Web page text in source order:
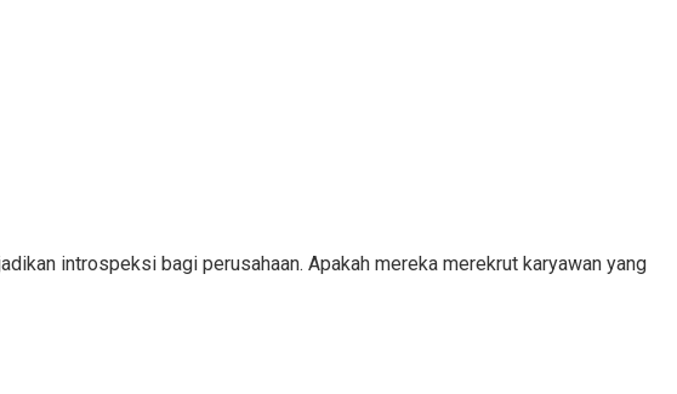
introspeksi bagi perusahaan. Apakah mereka merekrut karyawan yang